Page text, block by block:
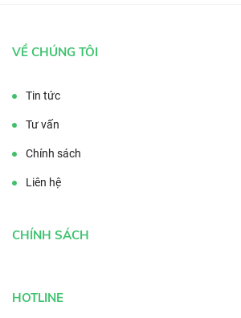
VỀ CHÚNG TÔI
Tin tức
Tư vấn
Chính sách
Liên hệ
CHÍNH SÁCH
HOTLINE